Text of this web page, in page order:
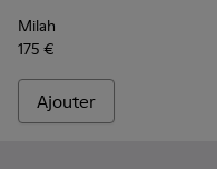
Milah
175 €
Ajouter